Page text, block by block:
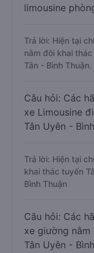
limousine
Trả lời: Hiện tại
nằm đôi khai
Tân - Bình Thuận.
Câu hỏi: Các
xe Limousine
Tân Uyên -
Trả lời: Hiện tại
khai thác tuyến
Bình Thuận
Câu hỏi: Các
xe giường nằm
Tân Uyên -